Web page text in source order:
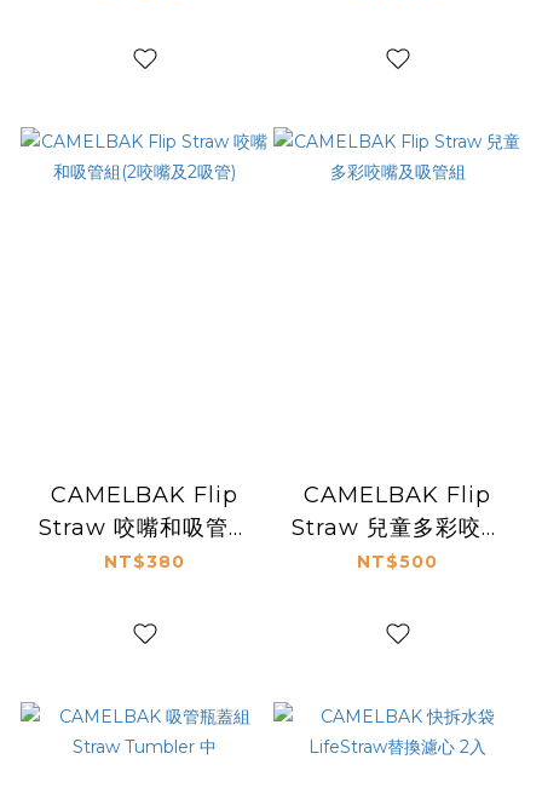
CAMELBAK Flip
Straw 咬嘴和吸管組
(2咬嘴及2吸管)
NT$380
CAMELBAK Flip
Straw 兒童多彩咬嘴
及吸管組
NT$500